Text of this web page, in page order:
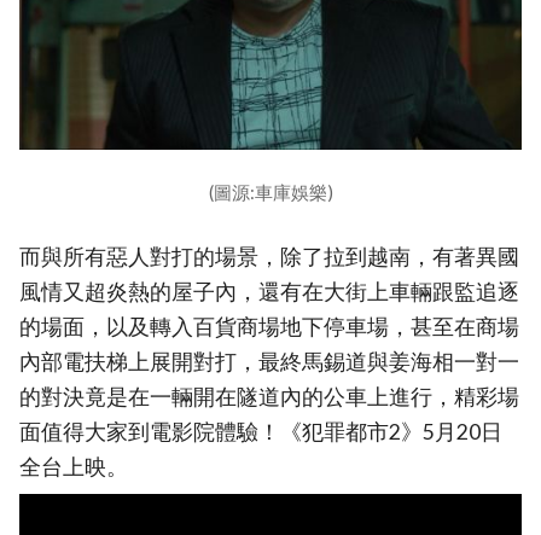
(圖源:車庫娛樂)
而與所有惡人對打的場景，除了拉到越南，有著異國
風情又超炎熱的屋子內，還有在大街上車輛跟監追逐
的場面，以及轉入百貨商場地下停車場，甚至在商場
內部電扶梯上展開對打，最終馬錫道與姜海相一對一
的對決竟是在一輛開在隧道內的公車上進行，精彩場
面值得大家到電影院體驗！《犯罪都市2》5月20日
全台上映。